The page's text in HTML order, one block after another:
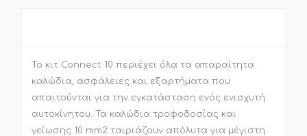
Το κιτ Connect 10 περιέχει όλα τα απαραίτητα
καλώδια, ασφάλειες και εξαρτήματα που
απαιτούνται για την εγκατάσταση ενός ενισχυτή
αυτοκίνητου. Τα καλώδια τροφοδοσίας και
γείωσης 10 mm2 ταιριάζουν απόλυτα για μέγιστη